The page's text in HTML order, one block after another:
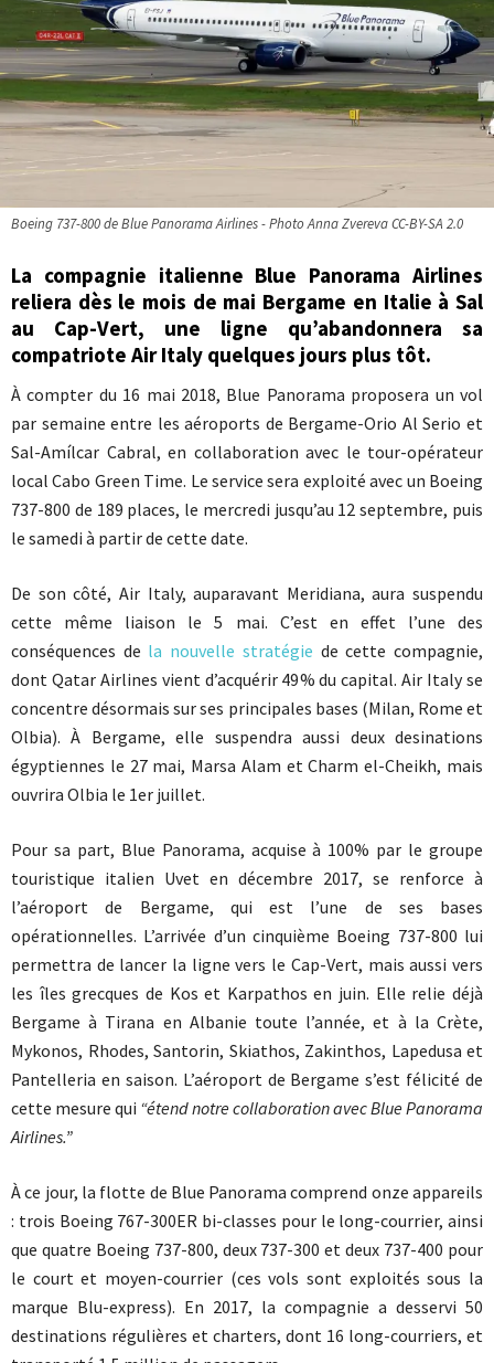
Boeing 737-800 de Blue Panorama Airlines - Photo Anna Zvereva CC-BY-SA 2.0
La compagnie italienne Blue Panorama Airlines
reliera dès le mois de mai Bergame en Italie à Sal
au Cap-Vert, une ligne qu’abandonnera sa
compatriote Air Italy quelques jours plus tôt.
À compter du 16 mai 2018, Blue Panorama proposera un vol
par semaine entre les aéroports de Bergame-Orio Al Serio et
Sal-Amílcar Cabral, en collaboration avec le tour-opérateur
local Cabo Green Time. Le service sera exploité avec un Boeing
737-800 de 189 places, le mercredi jusqu’au 12 septembre, puis
le samedi à partir de cette date.
De son côté, Air Italy, auparavant Meridiana, aura suspendu
cette même liaison le 5 mai. C’est en effet l’une des
conséquences de la nouvelle stratégie de cette compagnie,
dont Qatar Airlines vient d’acquérir 49% du capital. Air Italy se
concentre désormais sur ses principales bases (Milan, Rome et
Olbia). À Bergame, elle suspendra aussi deux desinations
égyptiennes le 27 mai, Marsa Alam et Charm el-Cheikh, mais
ouvrira Olbia le 1er juillet.
Pour sa part, Blue Panorama, acquise à 100% par le groupe
touristique italien Uvet en décembre 2017, se renforce à
l’aéroport de Bergame, qui est l’une de ses bases
opérationnelles. L’arrivée d’un cinquième Boeing 737-800 lui
permettra de lancer la ligne vers le Cap-Vert, mais aussi vers
les îles grecques de Kos et Karpathos en juin. Elle relie déjà
Bergame à Tirana en Albanie toute l’année, et à la Crète,
Mykonos, Rhodes, Santorin, Skiathos, Zakinthos, Lapedusa et
Pantelleria en saison. L’aéroport de Bergame s’est félicité de
cette mesure qui “étend notre collaboration avec Blue Panorama
Airlines.”
À ce jour, la flotte de Blue Panorama comprend onze appareils
: trois Boeing 767-300ER bi-classes pour le long-courrier, ainsi
que quatre Boeing 737-800, deux 737-300 et deux 737-400 pour
le court et moyen-courrier (ces vols sont exploités sous la
marque Blu-express). En 2017, la compagnie a desservi 50
destinations régulières et charters, dont 16 long-courriers, et